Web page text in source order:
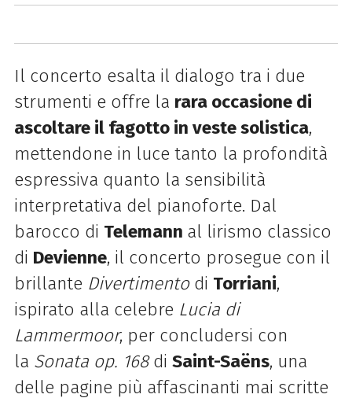
Il concerto esalta il dialogo tra i due
strumenti e offre la rara occasione di
ascoltare il fagotto in veste solistica,
mettendone in luce tanto la profondità
espressiva quanto la sensibilità
interpretativa del pianoforte. Dal
barocco di Telemann al lirismo classico
di Devienne, il concerto prosegue con il
brillante Divertimento di Torriani,
ispirato alla celebre Lucia di
Lammermoor, per concludersi con
la Sonata op. 168di Saint-Saëns, una
delle pagine più affascinanti mai scritte